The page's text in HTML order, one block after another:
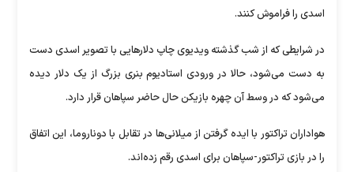
اسدی را فراموش کنند.
در شرایطی که از شب گذشته ویدیوی چاپ دلارهایی با تصویر اسدی دست
به دست می‌شود، حالا در ورودی استادیوم بنری بزرگ از یک دلار دیده
می‌شود که در وسط آن چهره بازیکن حال حاضر سپاهان قرار دارد.
هواداران تراکتور با ایده گرفتن از میلانی‌ها در تقابل با دوناروما، این اتفاق
را در بازی تراکتور-سپاهان برای اسدی رقم زده‌اند.